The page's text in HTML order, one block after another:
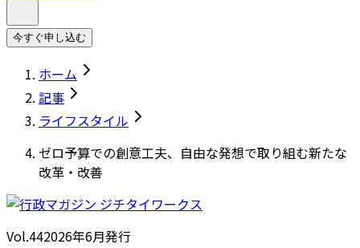
今すぐ申し込む
ホーム
記事
ライフスタイル
ゼロ予算での創意工夫、自由な発想で取り組む新たな
改革・改善
Vol.442026年6月発行